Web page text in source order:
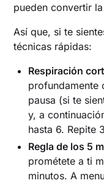
pueden convertir
Así que, si te
técnicas rápidas:
Respiración
profundamente
pausa (si te
y, a
hasta 6. Repite
Regla de los 5
prométete a ti
minutos. A